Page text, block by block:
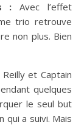
: Avec l’effet
trio retrouve
non plus. Bien
et Captain
quelques
le seul but
a suivi. Mais